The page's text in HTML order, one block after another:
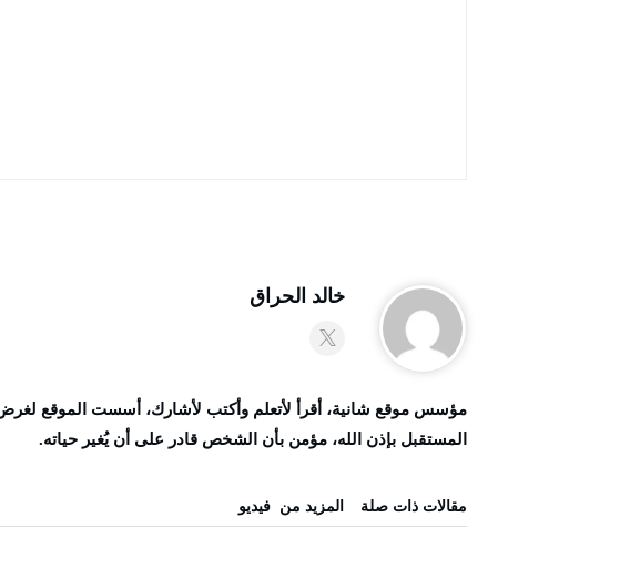
خالد الحراق
مؤسس موقع شانية، أقرأ لأتعلم وأكتب لأشارك، أسست الموقع
المستقبل بإذن الله، مؤمن بأن الشخص قادر على أن يُغير حياته.
‫مقالات ذات صلة‬ ‫المزيد من ‬ فيديو